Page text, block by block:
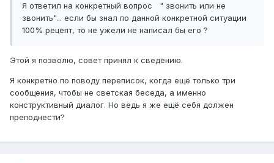
Я ответил на конкретный вопрос " звонить или не
звонить"... если бы знал по данной конкретной ситуации
100% рецепт, то не ужели не написал бы его ?
Этой я позволю, совет принял к сведению.
Я конкретно по поводу переписок, когда ещё только три
сообщения, чтобы не светская беседа, а именно
конструктивный диалог. Но ведь я же ещё себя должен
преподнести?